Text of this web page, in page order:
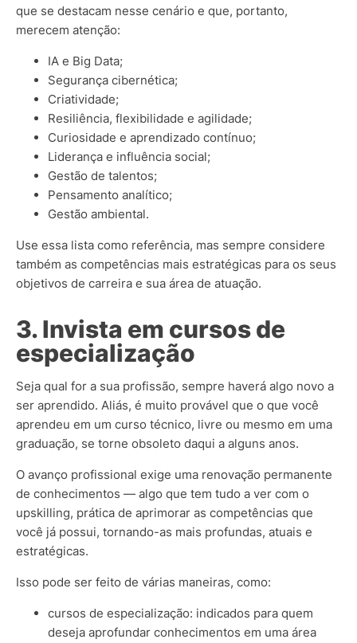
que se destacam nesse cenário e que, portanto,
merecem atenção:
IA e Big Data;
Segurança cibernética;
Criatividade;
Resiliência, flexibilidade e agilidade;
Curiosidade e aprendizado contínuo;
Liderança e influência social;
Gestão de talentos;
Pensamento analítico;
Gestão ambiental.
Use essa lista como referência, mas sempre considere
também as competências mais estratégicas para os seus
objetivos de carreira e sua área de atuação.
3. Invista em cursos de
especialização
Seja qual for a sua profissão, sempre haverá algo novo a
ser aprendido. Aliás, é muito provável que o que você
aprendeu em um curso técnico, livre ou mesmo em uma
graduação, se torne obsoleto daqui a alguns anos.
O avanço profissional exige uma renovação permanente
de conhecimentos — algo que tem tudo a ver com o
upskilling, prática de aprimorar as competências que
você já possui, tornando-as mais profundas, atuais e
estratégicas.
Isso pode ser feito de várias maneiras, como:
cursos de especialização: indicados para quem
deseja aprofundar conhecimentos em uma área